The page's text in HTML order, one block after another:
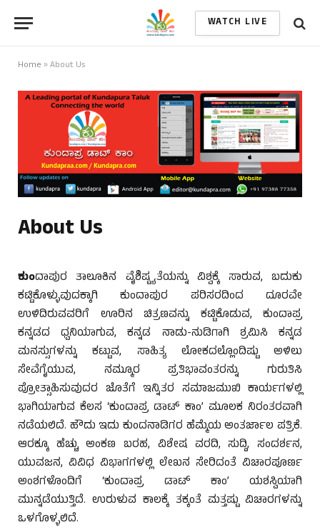
WATCH LIVE
Home »About Us
About Us
ಕುಂದಾಪುರ ತಾಲೂಕಿನ ವೈಶಿಷ್ಟ್ಯತೆಯನ್ನು ವಿಶ್ವಕ್ಕೆ ಸಾರುವ, ಬದುಕು
ಕಟ್ಟಿಕೊಳ್ಳುವುದಕ್ಕಾಗಿ ಕುಂದಾಪುರ ಪರಿಸರದಿಂದ ದೂರವೇ
ಉಳಿದಿರುವವರಿಗೆ ಊರಿನ ಚಿತ್ರಣವನ್ನು ಕಟ್ಟಿಕೊಡುವ, ಕುಂದಾಪ್ರ
ಕನ್ನಡದ ಧ್ವನಿಯಾಗುವ, ಕನ್ನಡ ನಾಡು-ನುಡಿಗಾಗಿ ಶ್ರಮಿಸಿ ಕನ್ನಡ
ಮನಸ್ಸುಗಳನ್ನು ಕಟ್ಟುವ, ಸಾಹಿತ್ಯ ಲೋಕದಲ್ಲೊಂದಿಷ್ಟು ಅಳಿಲು
ಸೇವೆಗೈಯುವ, ನಮ್ಮೂರ ಪ್ರತಿಭಾವಂತರನ್ನು ಗುರುತಿಸಿ
ಪ್ರೋತ್ಸಾಹಿಸುವುದರ ಜೊತೆಗೆ ಇನ್ನಿತರ ಸಮಾಜಮುಖಿ ಕಾರ್ಯಗಳಲ್ಲಿ
ಭಾಗಿಯಾಗುವ ಕೆಲಸ ‘ಕುಂದಾಪ್ರ ಡಾಟ್ ಕಾಂ’ ಮೂಲಕ ನಿರಂತರವಾಗಿ
ನಡೆಯಲಿದೆ. ಹೌದು ಇದು ಕುಂದನಾಡಿಗರ ಹೆಮ್ಮೆಯ ಅಂತರ್ಜಾಲ ಪತ್ರಿಕೆ.
ಆರಕ್ಕೂ ಹೆಚ್ಚು ಅಂಕಣ ಬರಹ, ವಿಶೇಷ ವರದಿ, ಸುದ್ದಿ, ಸಂದರ್ಶನ,
ಯುವಜನ, ವಿವಿಧ ವಿಭಾಗಗಳಲ್ಲಿ ಲೇಖನ ಸೇರಿದಂತೆ ವಿಚಾರಪೂರ್ಣ
ಅಂಶಗಳೊಂದಿಗೆ ‘ಕುಂದಾಪ್ರ ಡಾಟ್ ಕಾಂ’ ಯಶಸ್ವಿಯಾಗಿ
ಮುನ್ನಡೆಯುತ್ತಿದೆ. ಉರುಳುವ ಕಾಲಕ್ಕೆ ತಕ್ಕಂತೆ ಮತ್ತಷ್ಟು ವಿಚಾರಗಳನ್ನು
ಒಳಗೊಳ್ಳಲಿದೆ.